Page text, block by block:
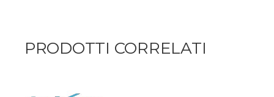
PRODOTTI CORRELATI